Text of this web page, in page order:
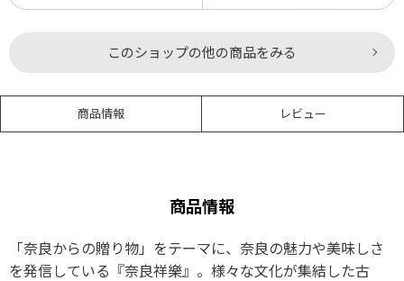
このショップの他の商品をみる
商品情報 レビュー
商品情報
「奈良からの贈り物」をテーマに、奈良の魅力や美味しさ
を発信している『奈良祥樂』。様々な文化が集結した古